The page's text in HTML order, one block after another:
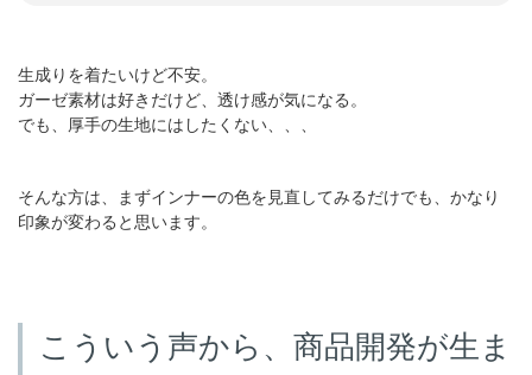
生成りを着たいけど不安。
ガーゼ素材は好きだけど、透け感が気になる。
でも、厚手の生地にはしたくない、、、
そんな方は、まずインナーの色を見直してみるだけでも、かなり
印象が変わると思います。
こういう声から、商品開発が生ま